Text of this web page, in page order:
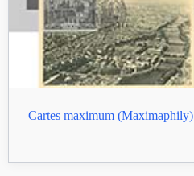
Cartes maximum (Maximaphily)